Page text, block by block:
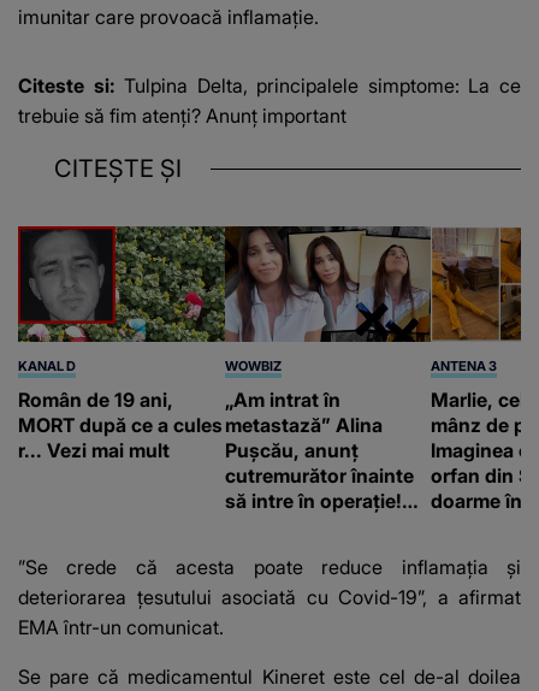
imunitar care provoacă inflamaţie.
Citeste si:Tulpina Delta, principalele simptome: La ce
trebuie să fim atenţi? Anunţ important
CITEȘTE ȘI
KANAL D
Român de 19 ani,
MORT după ce a cules
r... Vezi mai mult
WOWBIZ
„Am intrat în
metastază” Alina
Pușcău, anunț
cutremurător înainte
să intre în operație!
fanilor
ANTENA 3
Marlie, cel
mânz de
Imaginea
orfan din
doarme în
”Se crede că acesta poate reduce inflamaţia şi
deteriorarea ţesutului asociată cu Covid-19”, a afirmat
EMA într-un comunicat.
Se pare că medicamentul Kineret este cel de-al doilea